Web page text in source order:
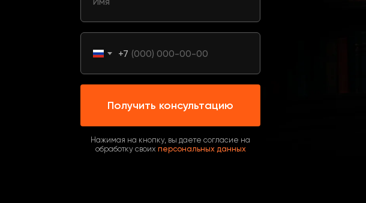
+7
Получить консультацию
Нажимая на кнопку, вы даете согласие на
обработку своих персональных данных